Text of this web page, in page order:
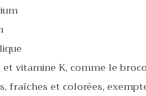
et vitamine K, comme le
et colorées,